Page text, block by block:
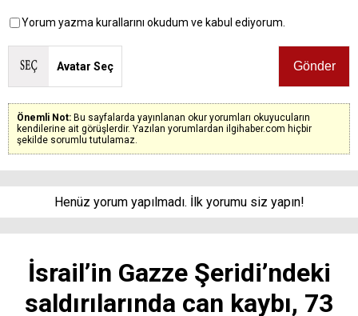
Yorum yazma kurallarını okudum ve kabul ediyorum.
Avatar Seç
Önemli Not: Bu sayfalarda yayınlanan okur yorumları okuyucuların
kendilerine ait görüşlerdir. Yazılan yorumlardan ilgihaber.com hiçbir
şekilde sorumlu tutulamaz.
Henüz yorum yapılmadı. İlk yorumu siz yapın!
İsrail’in Gazze Şeridi’ndeki
saldırılarında can kaybı, 73